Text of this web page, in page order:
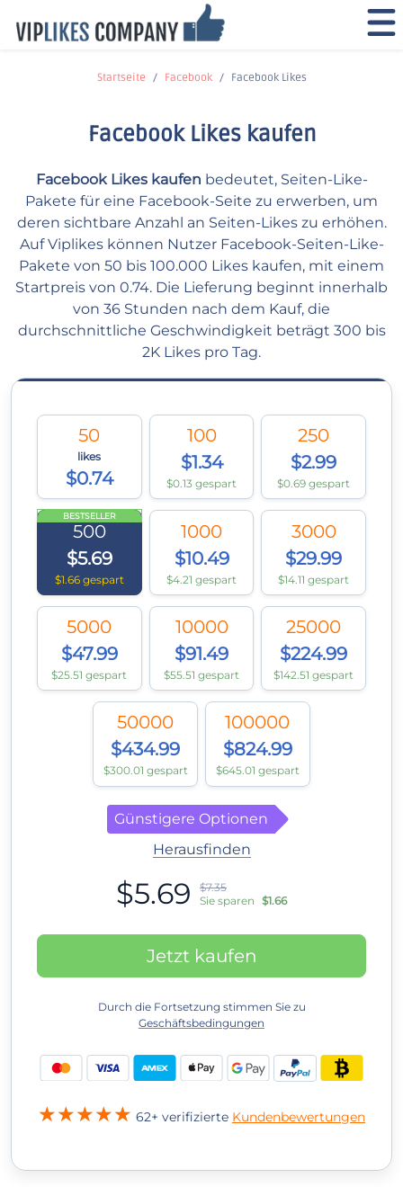
Startseite Facebook Facebook Likes
Facebook Likes kaufen
Facebook Likes kaufen bedeutet, Seiten-Like-
Pakete für eine Facebook-Seite zu erwerben, um
deren sichtbare Anzahl an Seiten-Likes zu erhöhen.
Auf Viplikes können Nutzer Facebook-Seiten-Like-
Pakete von 50 bis 100.000 Likes kaufen, mit einem
Startpreis von 0.74. Die Lieferung beginnt innerhalb
von 36 Stunden nach dem Kauf, die
durchschnittliche Geschwindigkeit beträgt 300 bis
2K Likes pro Tag.
50
likes
$0.74
100
$1.34
$0.13 gespart
250
$2.99
$0.69 gespart
BESTSELLER
500
$5.69
$1.66 gespart
1000
$10.49
$4.21 gespart
3000
$29.99
$14.11 gespart
5000
$47.99
$25.51 gespart
10000
$91.49
$55.51 gespart
25000
$224.99
$142.51 gespart
50000
$434.99
$300.01 gespart
100000
$824.99
$645.01 gespart
Günstigere Optionen
Herausfinden
$5.69
$7.35
Sie sparen $1.66
Jetzt kaufen
Durch die Fortsetzung stimmen Sie zu
Geschäftsbedingungen
62+ verifizierte Kundenbewertungen